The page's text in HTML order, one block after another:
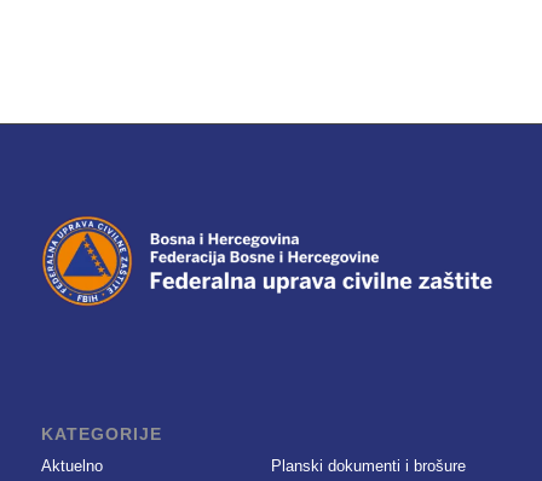
KATEGORIJE
Aktuelno
Planski dokumenti i brošure